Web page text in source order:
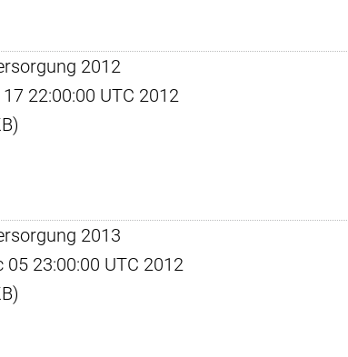
2012
22:00:00 UTC 2012
2013
23:00:00 UTC 2012